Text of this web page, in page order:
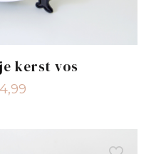
kerst vos